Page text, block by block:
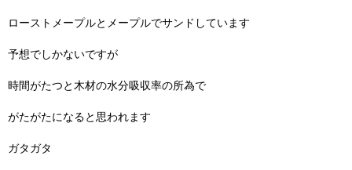
ローストメープルとメープルでサンドしています
予想でしかないですが
時間がたつと木材の水分吸収率の所為で
がたがたになると思われます
ガタガタ